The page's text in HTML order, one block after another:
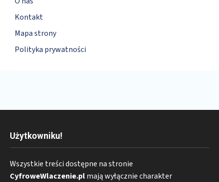
Kontakt
Mapa strony
Polityka prywatności
Użytkowniku!
Wszystkie treści dostępne na stronie
CyfroweWlaczenie.plmają wyłącznie charakter